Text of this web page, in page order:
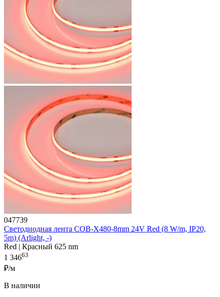
047739
Светодиодная лента COB-X480-8mm 24V Red (8 W/m, IP20,
5m) (Arlight, -)
Red | Красный 625 nm
1 34663
₽/м
В наличии